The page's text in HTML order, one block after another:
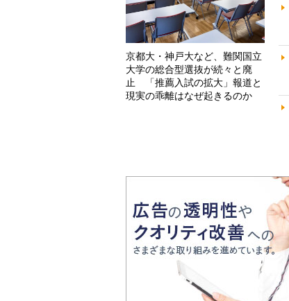
京都大・神戸大など、難関国立
大学の総合型選抜が続々と廃
止 「推薦入試の拡大」報道と
現実の乖離はなぜ起きるのか